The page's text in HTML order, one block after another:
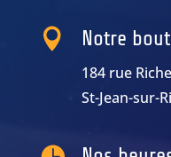
 Notre
184 rue
St-Jean-sur-